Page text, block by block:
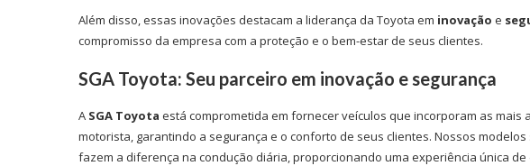
Além disso, essas inovações destacam a liderança da Toyota em inovação e
compromisso da empresa com a proteção e o bem-estar de seus clientes.
SGA Toyota: Seu parceiro em inovação e segurança
A SGA Toyota está comprometida em fornecer veículos que incorporam as mais
motorista, garantindo a segurança e o conforto de seus clientes. Nossos
fazem a diferença na condução diária, proporcionando uma experiência única de